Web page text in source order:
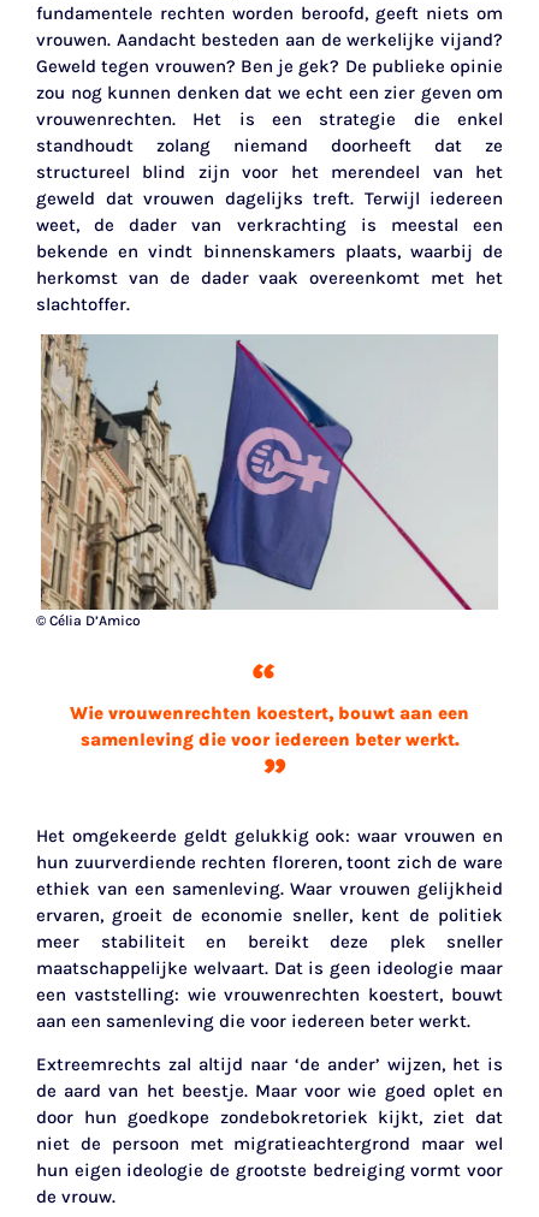
fundamentele rechten worden beroofd, geeft niets om
vrouwen. Aandacht besteden aan de werkelijke vijand?
Geweld tegen vrouwen? Ben je gek? De publieke opinie
zou nog kunnen denken dat we echt een zier geven om
vrouwenrechten. Het is een strategie die enkel
standhoudt zolang niemand doorheeft dat ze
structureel blind zijn voor het merendeel van het
geweld dat vrouwen dagelijks treft. Terwijl iedereen
weet, de dader van verkrachting is meestal een
bekende en vindt binnenskamers plaats, waarbij de
herkomst van de dader vaak overeenkomt met het
slachtoffer.
© Célia D’Amico
Wie vrouwenrechten koestert, bouwt aan een
samenleving die voor iedereen beter werkt.
Het omgekeerde geldt gelukkig ook: waar vrouwen en
hun zuurverdiende rechten floreren, toont zich de ware
ethiek van een samenleving. Waar vrouwen gelijkheid
ervaren, groeit de economie sneller, kent de politiek
meer stabiliteit en bereikt deze plek sneller
maatschappelijke welvaart. Dat is geen ideologie maar
een vaststelling: wie vrouwenrechten koestert, bouwt
aan een samenleving die voor iedereen beter werkt.
Extreemrechts zal altijd naar ‘de ander’ wijzen, het is
de aard van het beestje. Maar voor wie goed oplet en
door hun goedkope zondebokretoriek kijkt, ziet dat
niet de persoon met migratieachtergrond maar wel
hun eigen ideologie de grootste bedreiging vormt voor
de vrouw.